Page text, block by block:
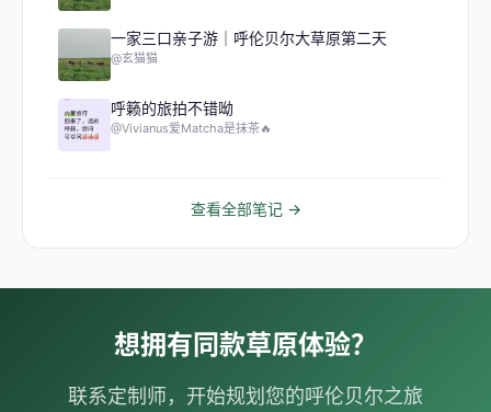
一家三口亲子游｜呼伦贝尔大草原第二天
@玄猫猫
呼籁的旅拍不错呦
@Vivianus爱Matcha是抹茶🔥
查看全部笔记 →
想拥有同款草原体验？
联系定制师，开始规划您的呼伦贝尔之旅